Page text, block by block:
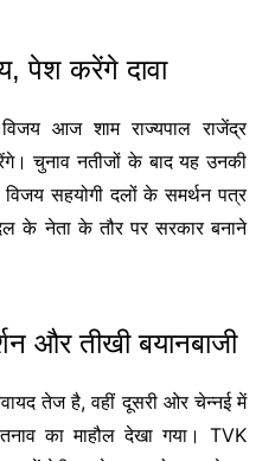
पेश करेंगे दावा
आज शाम राज्यपाल राजेंद्र
चुनाव नतीजों के बाद यह उनकी
विजय सहयोगी दलों के समर्थन पत्र
के नेता के तौर पर सरकार बनाने
और तीखी बयानबाजी
तेज है, वहीं दूसरी ओर चेन्नई में
का माहौल देखा गया। TVK